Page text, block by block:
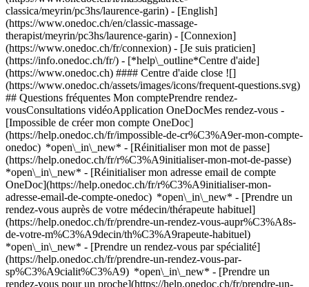
classica/meyrin/pc3hs/laurence-garin) - [English]
(https://www.onedoc.ch/en/classic-massage-
therapist/meyrin/pc3hs/laurence-garin) - [Connexion]
(https://www.onedoc.ch/fr/connexion) - [Je suis praticien]
(https://info.onedoc.ch/fr/) - [*help\_outline*Centre d'aide]
(https://www.onedoc.ch) #### Centre d'aide close ![]
(https://www.onedoc.ch/assets/images/icons/frequent-questions.svg)
## Questions fréquentes Mon comptePrendre rendez-
vousConsultations vidéoApplication OneDocMes rendez-vous -
[Impossible de créer mon compte OneDoc]
(https://help.onedoc.ch/fr/impossible-de-cr%C3%A9er-mon-compte-
onedoc) *open\_in\_new* - [Réinitialiser mon mot de passe]
(https://help.onedoc.ch/fr/r%C3%A9initialiser-mon-mot-de-passe)
*open\_in\_new* - [Réinitialiser mon adresse email de compte
OneDoc](https://help.onedoc.ch/fr/r%C3%A9initialiser-mon-
adresse-email-de-compte-onedoc) *open\_in\_new* - [Prendre un
rendez-vous auprès de votre médecin/thérapeute habituel]
(https://help.onedoc.ch/fr/prendre-un-rendez-vous-aupr%C3%A8s-
de-votre-m%C3%A9decin/th%C3%A9rapeute-habituel)
*open\_in\_new* - [Prendre un rendez-vous par spécialité]
(https://help.onedoc.ch/fr/prendre-un-rendez-vous-par-
sp%C3%A9cialit%C3%A9) *open\_in\_new* - [Prendre un
rendez-vous pour un proche](https://help.onedoc.ch/fr/prendre-un-